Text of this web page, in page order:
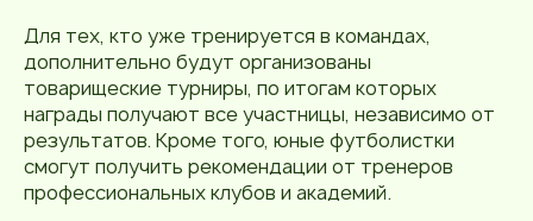
Для тех, кто уже тренируется в командах,
дополнительно будут организованы
товарищеские турниры, по итогам которых
награды получают все участницы, независимо от
результатов. Кроме того, юные футболистки
смогут получить рекомендации от тренеров
профессиональных клубов и академий.